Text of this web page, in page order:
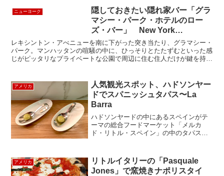
ニューヨーク
隠しておきたい隠れ家バー「グラ
マシー・パーク・ホテルのロー
ズ・バー」 New York
Gramercy Park Hotel
レキシントン・アべニューを南に下がった突き当たり、グラマシー・
パーク。マンハッタンの喧騒の中に、ひっそりとたたずむといった感
じがピッタリなプライベートな公園で周辺に住む住人だけが鍵を持っ
アメリカ
人気観光スポット、ハドソンヤー
ドでスパニッシュタパス〜La
Barra
ハドソンヤードの中にあるスペインがテ
ーマの総合フードマーケット「メルカ
ド・リトル・スペイン」の中のタパスバ
がプロデュースをしています。La Barra
は、以前紹...
アメリカ
リトルイタリーの「Pasquale
Jones」で窯焼きナポリスタイ